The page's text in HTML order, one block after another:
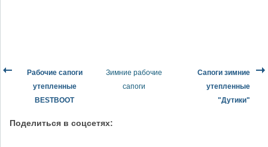
Рабочие сапоги
утепленные
BESTBOOT
Зимние рабочие
сапоги
Сапоги зимние
утепленные
"Дутики"
Поделиться в соцсетях: